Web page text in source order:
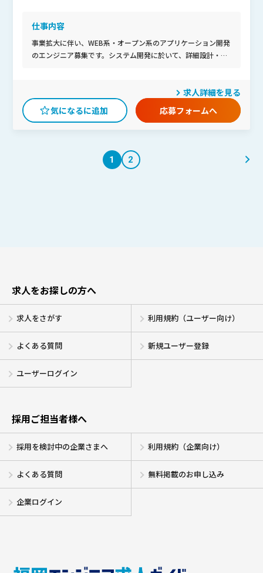
仕事内容
事業拡大に伴い、WEB系・オープン系のアプリケーション開発
のエンジニア募集です。システム開発に於いて、詳細設計・プ
験がなくてもチャレンジしてみたい方、是非ご応募ください。
■求める開発経験JAVA、Ruby、C#、VB.NET、PHPなどオー
プン系言語経験、WEB開発などの経験者優遇。
求人詳細を見る
応募フォームへ
1 2
求人をお探しの方へ
求人をさがす 利用規約（ユーザー向け）
よくある質問 新規ユーザー登録
ユーザーログイン
採用ご担当者様へ
採用を検討中の企業さまへ 利用規約（企業向け）
よくある質問 無料掲載のお申し込み
企業ログイン